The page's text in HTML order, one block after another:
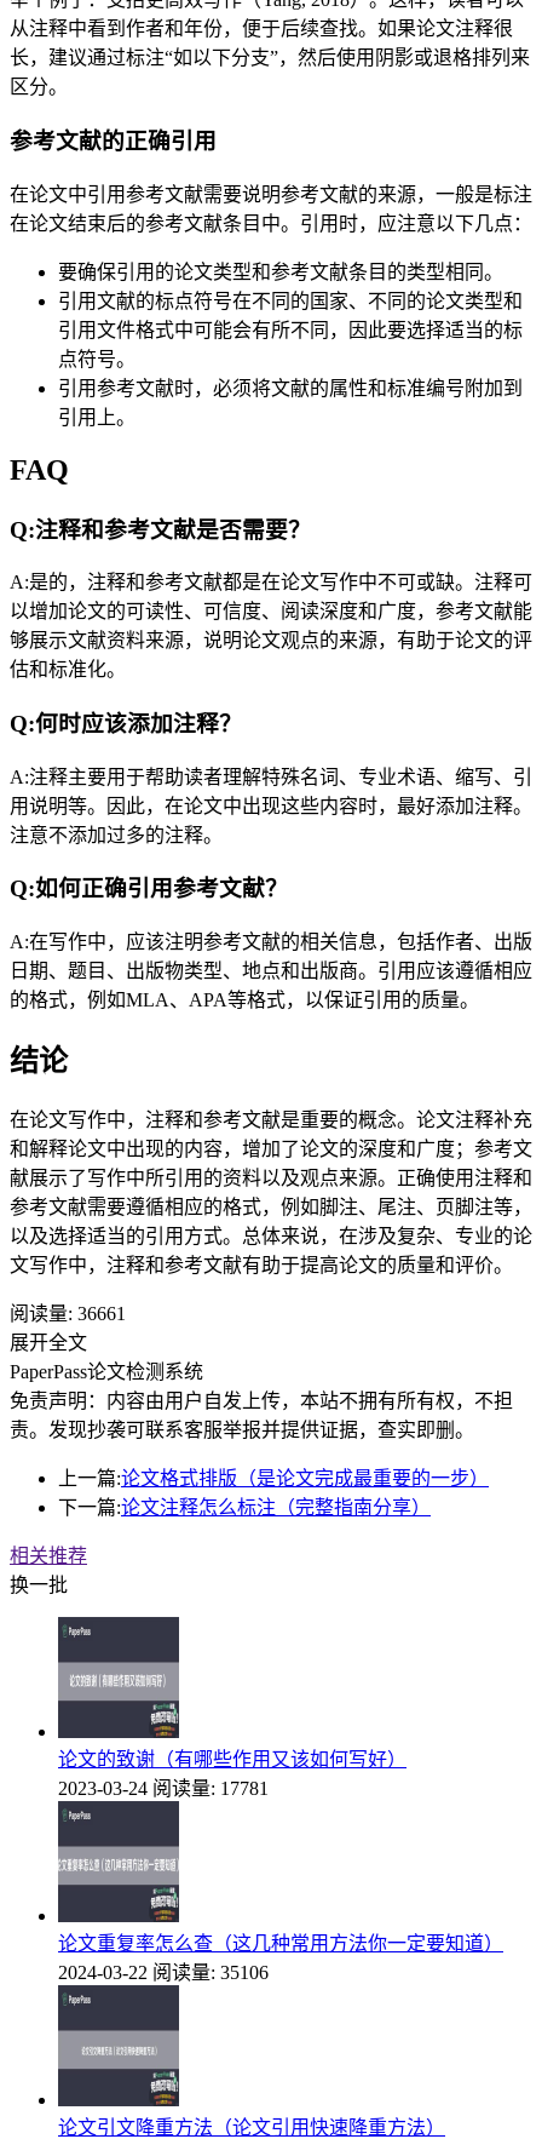
从注释中看到作者和年份，便于后续查找。如果论文注释很
长，建议通过标注“如以下分支”，然后使用阴影或退格排列来
区分。
参考文献的正确引用
在论文中引用参考文献需要说明参考文献的来源，一般是标注
在论文结束后的参考文献条目中。引用时，应注意以下几点：
要确保引用的论文类型和参考文献条目的类型相同。
引用文献的标点符号在不同的国家、不同的论文类型和
引用文件格式中可能会有所不同，因此要选择适当的标
点符号。
引用参考文献时，必须将文献的属性和标准编号附加到
引用上。
FAQ
Q:注释和参考文献是否需要？
A:是的，注释和参考文献都是在论文写作中不可或缺。注释可
以增加论文的可读性、可信度、阅读深度和广度，参考文献能
够展示文献资料来源，说明论文观点的来源，有助于论文的评
估和标准化。
Q:何时应该添加注释？
A:注释主要用于帮助读者理解特殊名词、专业术语、缩写、引
用说明等。因此，在论文中出现这些内容时，最好添加注释。
注意不添加过多的注释。
Q:如何正确引用参考文献？
A:在写作中，应该注明参考文献的相关信息，包括作者、出版
日期、题目、出版物类型、地点和出版商。引用应该遵循相应
的格式，例如MLA、APA等格式，以保证引用的质量。
结论
在论文写作中，注释和参考文献是重要的概念。论文注释补充
和解释论文中出现的内容，增加了论文的深度和广度；参考文
献展示了写作中所引用的资料以及观点来源。正确使用注释和
参考文献需要遵循相应的格式，例如脚注、尾注、页脚注等，
以及选择适当的引用方式。总体来说，在涉及复杂、专业的论
文写作中，注释和参考文献有助于提高论文的质量和评价。
阅读量: 36661
展开全文
PaperPass论文检测系统
免责声明：内容由用户自发上传，本站不拥有所有权，不担
责。发现抄袭可联系客服举报并提供证据，查实即删。
上一篇:论文格式排版（是论文完成最重要的一步）
下一篇:论文注释怎么标注（完整指南分享）
相关推荐
换一批
论文的致谢（有哪些作用又该如何写好）
2023-03-24 阅读量: 17781
论文重复率怎么查（这几种常用方法你一定要知道）
2024-03-22 阅读量: 35106
论文引文降重方法（论文引用快速降重方法）